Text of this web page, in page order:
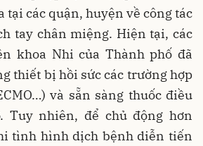
tại các quận, huyện về công tác
tay chân miệng. Hiện tại, các
khoa Nhi của Thành phố đã
thiết bị hồi sức các trường hợp
và sẵn sàng thuốc điều
Tuy nhiên, để chủ động hơn
tình hình dịch bệnh diễn tiến